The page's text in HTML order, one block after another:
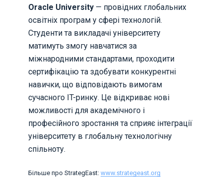
Oracle University— провідних глобальних
освітніх програм у сфері технологій.
Студенти та викладачі університету
матимуть змогу навчатися за
міжнародними стандартами, проходити
сертифікацію та здобувати конкурентні
навички, що відповідають вимогам
сучасного IT-ринку. Це відкриває нові
можливості для академічного і
професійного зростання та сприяє інтеграції
університету в глобальну технологічну
спільноту.
Більше про StrategEast: www.strategeast.org